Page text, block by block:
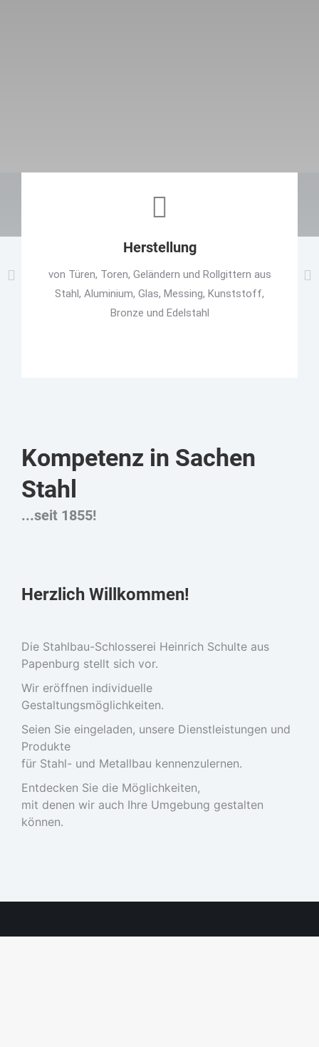
Herstellung
von Türen, Toren, Geländern und Rollgittern aus
Stahl, Aluminium, Glas, Messing, Kunststoff,
Bronze und Edelstahl
Kompetenz in Sachen
Stahl
...seit 1855!
Herzlich Willkommen!
Die Stahlbau-Schlosserei Heinrich Schulte aus
Papenburg stellt sich vor.
Wir eröffnen individuelle
Gestaltungsmöglichkeiten.
Seien Sie eingeladen, unsere Dienstleistungen und
Produkte
für Stahl- und Metallbau kennenzulernen.
Entdecken Sie die Möglichkeiten,
mit denen wir auch Ihre Umgebung gestalten
können.